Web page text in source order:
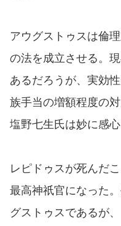
アウグストゥスは倫
の法を成立させる。
あるだろうが、実効
族手当の増額程度の
塩野七生氏は妙に感心
レピドゥスが死んだ
最高神祇官になった
グストゥスであるが